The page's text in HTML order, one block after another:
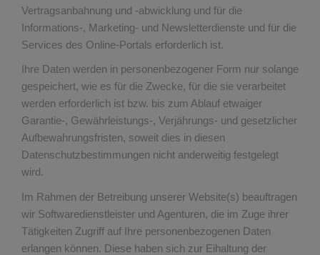
Vertragsanbahnung und -abwicklung und für die
Informations-, Marketing- und Newsletterdienste und für die
Services des Online-Portals erforderlich ist.
Ihre Daten werden in personenbezogener Form nur solange
gespeichert, wie es für die Zwecke, für die sie verarbeitet
werden erforderlich ist bzw. bis zum Ablauf etwaiger
Garantie-, Gewährleistungs-, Verjährungs- und gesetzlicher
Aufbewahrungsfristen, soweit dies in diesen
Datenschutzbestimmungen nicht anderweitig festgelegt
wird.
Im Rahmen der Betreibung unserer Website(s) beauftragen
wir Softwaredienstleister und Agenturen, die im Zuge ihrer
Tätigkeiten Zugriff auf Ihre personenbezogenen Daten
erlangen können. Diese haben sich zur Eihaltung der